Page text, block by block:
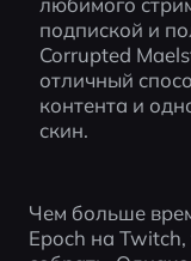
подпиской и
Corrupted
отличный
контента и
скин.
Чем больше
Epoch на